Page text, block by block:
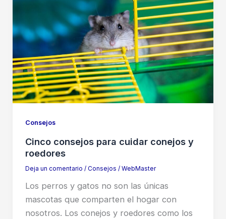
Consejos
Cinco consejos para cuidar conejos y
roedores
Deja un comentario / Consejos / WebMaster
Los perros y gatos no son las únicas
mascotas que comparten el hogar con
nosotros. Los conejos y roedores como los